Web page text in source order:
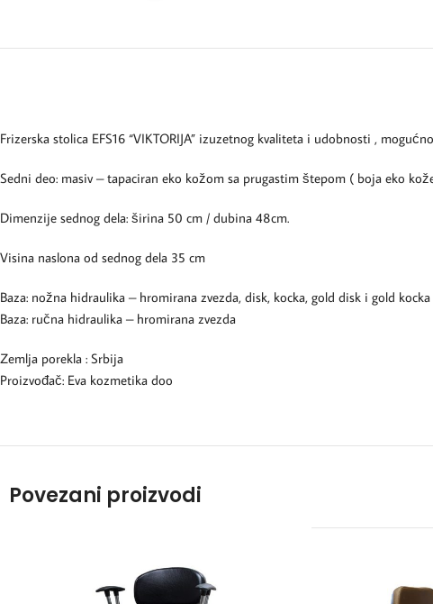
Frizerska stolica EFS16 “VIKTORIJA” izuzetnog kvaliteta i udobnosti ,
Sedni deo: masiv – tapaciran eko kožom sa prugastim štepom ( boja eko
Dimenzije sednog dela: širina 50 cm / dubina 48cm.
Visina naslona od sednog dela 35 cm
Baza: nožna hidraulika – hromirana zvezda, disk, kocka, gold disk i gold kocka
Baza: ručna hidraulika – hromirana zvezda
Zemlja porekla : Srbija
Proizvođač: Eva kozmetika doo
Povezani proizvodi